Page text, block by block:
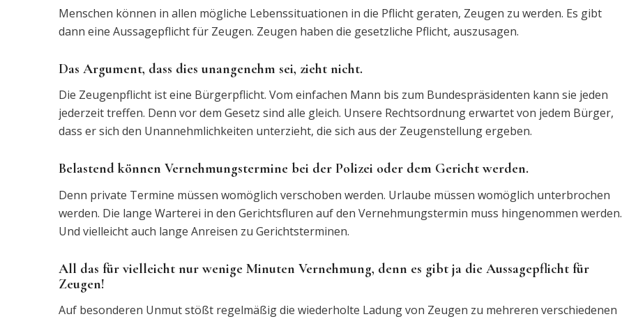
Menschen können in allen mögliche Lebenssituationen in die Pflicht geraten, Zeugen zu werden. Es gibt
dann eine Aussagepflicht für Zeugen. Zeugen haben die gesetzliche Pflicht, auszusagen.
Das Argument, dass dies unangenehm sei, zieht nicht.
Die Zeugenpflicht ist eine Bürgerpflicht. Vom einfachen Mann bis zum Bundespräsidenten kann sie jeden
jederzeit treffen. Denn vor dem Gesetz sind alle gleich. Unsere Rechtsordnung erwartet von jedem Bürger,
dass er sich den Unannehmlichkeiten unterzieht, die sich aus der Zeugenstellung ergeben.
Belastend können Vernehmungstermine bei der Polizei oder dem Gericht werden.
Denn private Termine müssen womöglich verschoben werden. Urlaube müssen womöglich unterbrochen
werden. Die lange Warterei in den Gerichtsfluren auf den Vernehmungstermin muss hingenommen werden.
Und vielleicht auch lange Anreisen zu Gerichtsterminen.
All das für vielleicht nur wenige Minuten Vernehmung, denn es gibt ja die Aussagepflicht für
Zeugen!
Auf besonderen Unmut stößt regelmäßig die wiederholte Ladung von Zeugen zu mehreren verschiedenen